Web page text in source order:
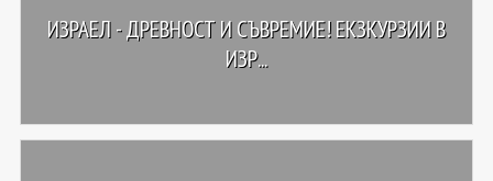
ИЗРАЕЛ - ДРЕВНОСТ И СЪВРЕМИЕ! ЕКЗКУРЗИИ В
ИЗР...